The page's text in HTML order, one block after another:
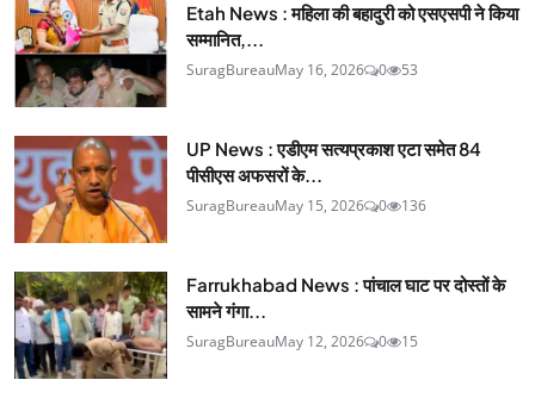
Etah News : महिला की बहादुरी को एसएसपी ने किया
सम्मानित,...
SuragBureauMay 16, 2026 0 53
UP News : एडीएम सत्यप्रकाश एटा समेत 84
पीसीएस अफसरों के...
SuragBureauMay 15, 2026 0 136
Farrukhabad News : पांचाल घाट पर दोस्तों के
सामने गंगा...
SuragBureauMay 12, 2026 0 15